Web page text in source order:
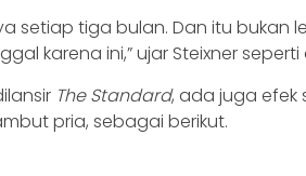
setiap tiga bulan. Dan itu bukan
karena ini,” ujar Steixner seperti
The Standard, ada juga efek
pria, sebagai berikut.